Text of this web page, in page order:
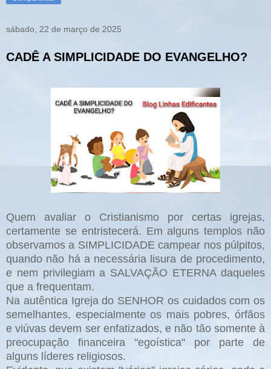
sábado, 22 de março de 2025
CADÊ A SIMPLICIDADE DO EVANGELHO?
Quem avaliar o Cristianismo por certas igrejas,
certamente se entristecerá. Em alguns templos não
observamos a SIMPLICIDADE campear nos púlpitos,
quando não há a necessária lisura de procedimento,
e nem privilegiam a SALVAÇÃO ETERNA daqueles
que a frequentam.
Na autêntica Igreja do SENHOR os cuidados com os
semelhantes, especialmente os mais pobres, órfãos
e viúvas devem ser enfatizados, e não tão somente à
preocupação financeira "egoística" por parte de
alguns líderes religiosos.